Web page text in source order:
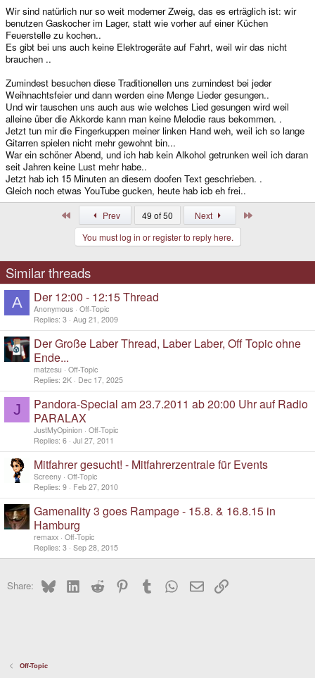
Wir sind natürlich nur so weit moderner Zweig, das es erträglich ist: wir
benutzen Gaskocher im Lager, statt wie vorher auf einer Küchen
Feuerstelle zu kochen..
Es gibt bei uns auch keine Elektrogeräte auf Fahrt, weil wir das nicht
brauchen ..
Zumindest besuchen diese Traditionellen uns zumindest bei jeder
Weihnachtsfeier und dann werden eine Menge Lieder gesungen..
Und wir tauschen uns auch aus wie welches Lied gesungen wird weil
alleine über die Akkorde kann man keine Melodie raus bekommen. .
Jetzt tun mir die Fingerkuppen meiner linken Hand weh, weil ich so lange
Gitarren spielen nicht mehr gewohnt bin...
War ein schöner Abend, und ich hab kein Alkohol getrunken weil ich daran
seit Jahren keine Lust mehr habe..
Jetzt hab ich 15 Minuten an diesem doofen Text geschrieben. .
Gleich noch etwas YouTube gucken, heute hab icb eh frei..
Prev 49 of 50 Next
You must log in or register to reply here.
Similar threads
A Der 12:00 - 12:15 Thread
Anonymous Off-Topic
Replies 3 Aug 21, 2009
Der Große Laber Thread, Laber Laber, Off Topic ohne
Ende...
matzesu
Off-Topic
Replies 2K Dec 17, 2025
J
Pandora-Special am 23.7.2011 ab 20:00 Uhr auf Radio
PARALAX
JustMyOpinion
Off-Topic
Replies 6 Jul 27, 2011
Mitfahrer gesucht! - Mitfahrerzentrale für Events
Screeny Off-Topic
Replies 9 Feb 27, 2010
Gamenality 3 goes Rampage - 15.8. & 16.8.15 in
Hamburg
remaxx Off-Topic
Replies 3 Sep 28, 2015
Share: BlueskyLinkedInReddit PinterestTumblr WhatsApp
EmailLink
Off-Topic